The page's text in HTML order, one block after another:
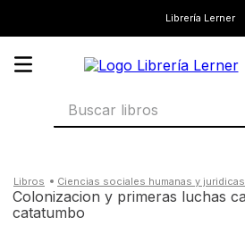
Librería Lerner
Buscar libros
ciencias sociales humanas y juridicas
colonizacion y primeras luchas campesinas en el
catatumbo